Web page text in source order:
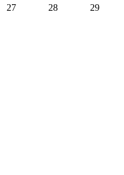
27
28 29